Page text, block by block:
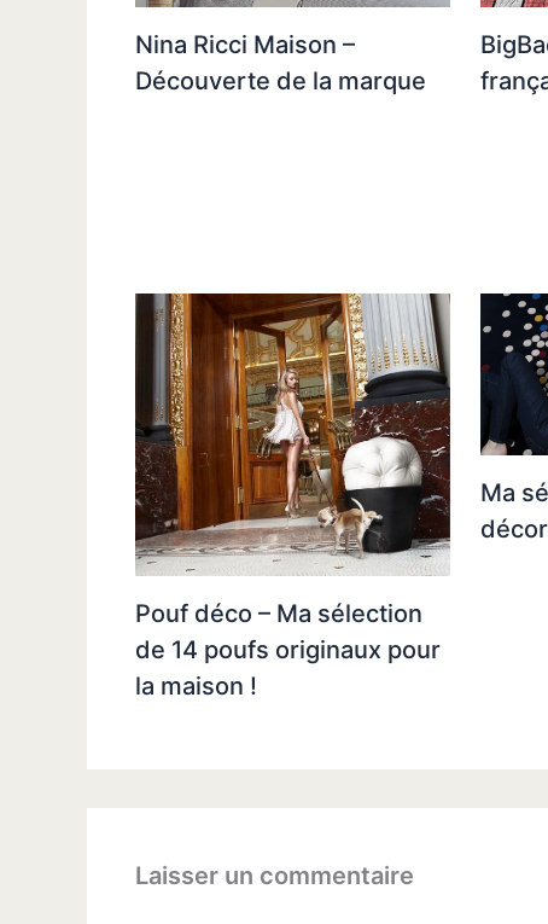
Nina Ricci Maison –
Découverte de la marque
Pouf déco – Ma sélection
de 14 poufs originaux pour
la maison !
Ma
Laisser un commentaire